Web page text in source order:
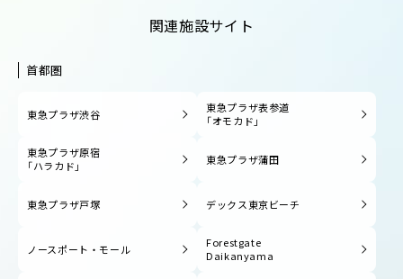
関連施設サイト
首都圏
東急プラザ渋谷
東急プラザ表参道
「オモカド」
東急プラザ原宿
「ハラカド」
東急プラザ蒲田
東急プラザ戸塚 デックス東京ビーチ
ノースポート・モール
Forestgate
Daikanyama